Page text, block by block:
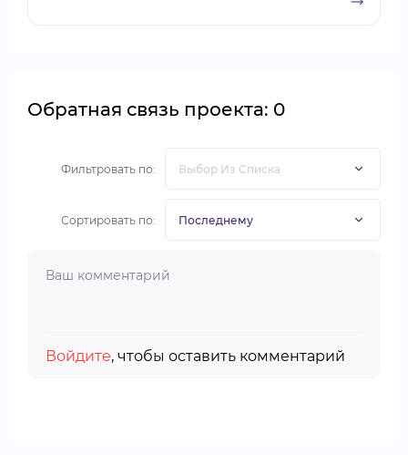
Обратная связь проекта: 0
Фильтровать по:
Сортировать по:
Войдите, чтобы оставить комментарий